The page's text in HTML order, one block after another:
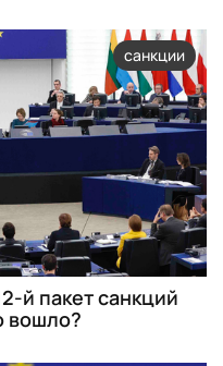
санкции
й пакет санкций
вошло?